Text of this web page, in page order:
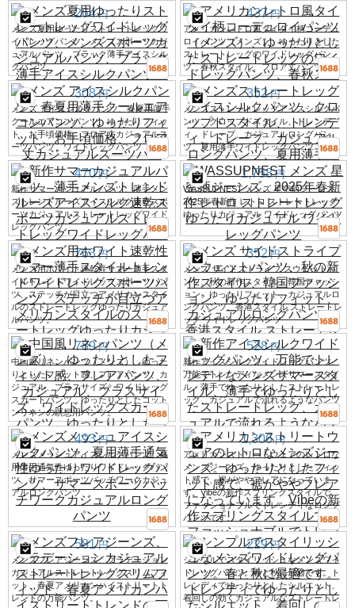
264 円
メンズ夏用ゆったりストレートレッグワ
イドレッグパンツ、メンズスポーツカジ
ュアルパンツ、ブラック薄手アイスシル
クパンツ。
437 円
アメリカンレトロ風タイダイ柄コーデュ
ロイパンツ（メンズ）、ゆったりとした
ストレートレッグのワイドレッグパン
ツ、春秋スタイル、フロア丈パンツ。
308 円
メンズ アイスシルクパンツ、春夏用薄手
クールエアコンパンツ、ゆったりフィッ
ト、お手頃価格、フロア丈カジュアルス
ーツパンツ、ワイドレッグパンツ
352 円
メンズストレートレッグアイスシルクパ
ンツ、クロップドスタイル、トレンデ
ィ、ドレープ、カジュアルロングパン
ツ、夏用薄手ワイドレッグパンツ
470 円
新作サマーカジュアルパンツ、薄手メン
ズトレンドルーズアイスシルク速乾スポ
ーツカジュアルストレートレッグワイド
レッグパンツ
1,758 円
WASSUPNEST メンズ 星空柄ジーンズ、
2025年春新作 レトロ ストレートレッグ
ゆったりカジュアル ワイドレッグパンツ
763 円
メンズ用ホワイト速乾性サマー薄手スタ
イルトレンドワイドレッグスポーツパン
ツ、ステッチが目立つアメリカンスタイ
ルのストレートレッグゆったりカジュア
ルパンツ。
352 円
メンズ サイドストライプ スウェットパ
ンツ、秋の新作スタイル、韓国ファッシ
ョン、ゆったりフィット、カジュアルロ
ングパンツ、香港スタイル ストレートレ
ッグ ワイドレッグパンツ
789 円
中国風リネンパンツ（メンズ）、ゆった
りとしたフィット感、フレアパンツ、カ
ジュアル、プラスサイズ、ワイドレッグ
スカートパンツ、ゆったりとしたコット
ンリネンの瞑想用パンツ。
528 円
新作アイスシルクワイドレッグパンツ、
万能でトレンディなメンズサマースタイ
ル、薄手でゆったりとしたストレートレ
ッグ、カジュアルで流れるようなパンツ
493 円
メンズメッシュアイスシルクパンツ、夏
用薄手通気性ゆったりワイドレッグパン
ツ、サマースポーツパッチワークカジュ
アルロングパンツ
1,306 円
アメリカンストリートウェアのレトロな
メンズジーンズ。ゆったりとしたフィッ
ト感で、裾がややフレアになっていま
す。Vibeの新作スプリングスタイルで、
ファッショナブルでトレンディなロング
パンツです。
581 円
メンズフレアジーンズ、グラデーション
カジュアルストレートレッグスリムフィ
ット、春夏アメリカンハイストリートト
レンドの万能パンツ。
229 円
シンプルでスタイリッシュなメンズワイ
ドレッグパンツ。春と秋に最適です。ト
レンディでゆったりとしたシルエット、
着回しの効くカジュアルなストレートレ